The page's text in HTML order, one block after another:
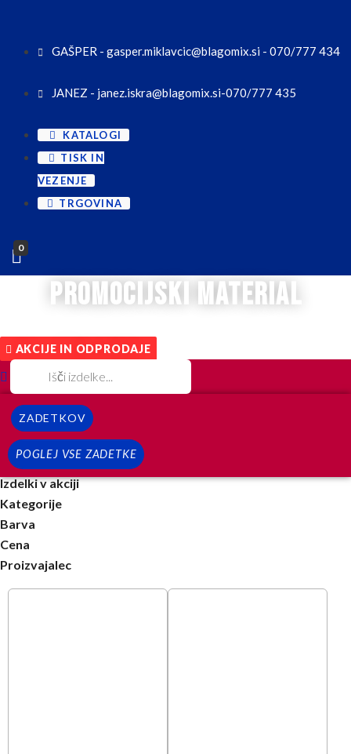
GAŠPER - gasper.miklavcic@blagomix.si - 070/777 434
JANEZ - janez.iskra@blagomix.si-070/777 435
KATALOGI
TISK IN
VEZENJE
TRGOVINA
0
promocijski material
AKCIJE IN ODPRODAJE
ZADETKOV
POGLEJ VSE ZADETKE
Izdelki v akciji
Kategorije
Barva
Cena
Proizvajalec